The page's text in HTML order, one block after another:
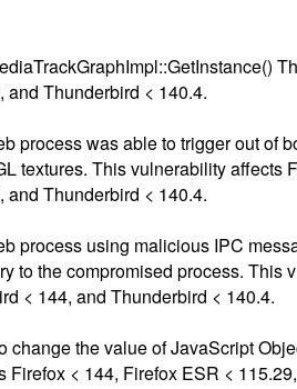
and Thunderbird < 140.4.
process was able to trigger out of
textures. This vulnerability affects
and Thunderbird < 140.4.
process using malicious IPC
to the compromised process.
< 144, and Thunderbird < 140.4.
change the value of JavaScript
Firefox < 144, Firefox ESR <